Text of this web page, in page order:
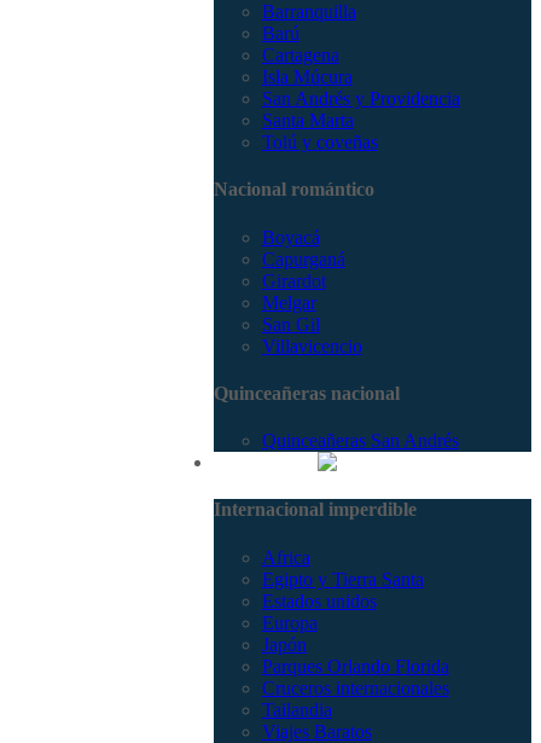
Barranquilla
Barú
Cartagena
Isla Múcura
San Andrés y Providencia
Santa Marta
Tolú y coveñas
Nacional romántico
Boyacá
Capurganá
Girardot
Melgar
San Gil
Villavicencio
Quinceañeras nacional
Quinceañeras San Andrés
Internacional imperdible
Africa
Egipto y Tierra Santa
Estados unidos
Europa
Japón
Parques Orlando Florida
Cruceros internacionales
Tailandia
Viajes Baratos